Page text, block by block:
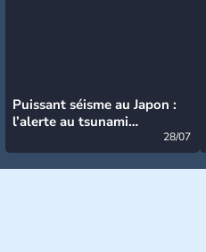
Puissant séisme au Japon :
l’alerte au tsunami
28/07